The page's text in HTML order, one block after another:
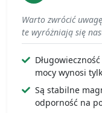
Warto zwrócić
te wyróżniają się
mocy wynosi
Są stabilne
odporność na